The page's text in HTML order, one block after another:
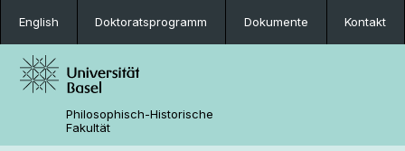
English Doktoratsprogramm Dokumente Kontakt
Philosophisch-Historische
Fakultät